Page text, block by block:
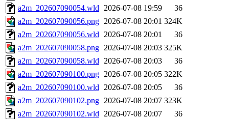
a2m_202607090054.wld 2026-07-08 19:59
36
a2m_202607090056.png 2026-07-08 20:01 324K
a2m_202607090056.wld 2026-07-08 20:01
36
a2m_202607090058.png 2026-07-08 20:03 325K
a2m_202607090058.wld 2026-07-08 20:03
36
a2m_202607090100.png 2026-07-08 20:05 322K
a2m_202607090100.wld 2026-07-08 20:05
36
a2m_202607090102.png 2026-07-08 20:07 323K
a2m_202607090102.wld 2026-07-08 20:07
36